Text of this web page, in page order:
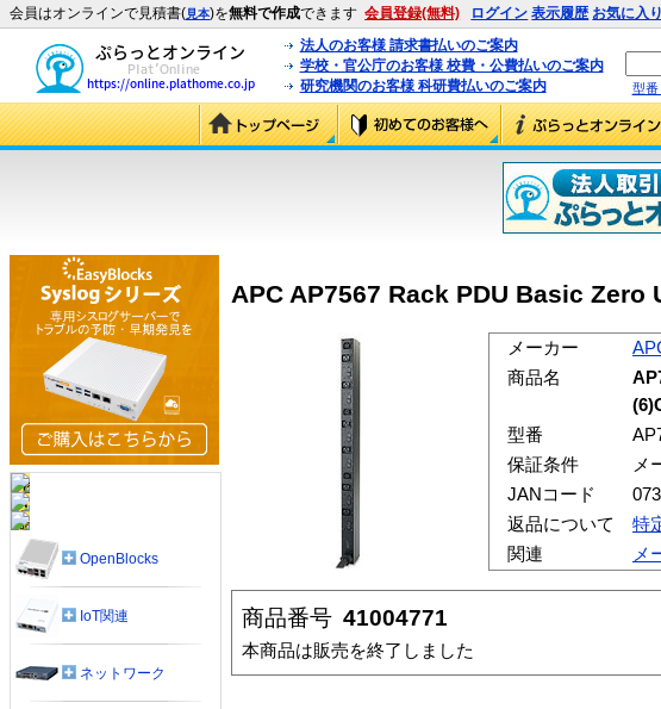
会員はオンラインで見積書(見本)を無料で作成できます 会員登録(無料) ログイン 表示履歴 お気に入
法人のお客様 請求書払いのご案内
学校・官公庁のお客様 校費・公費払いのご案内
研究機関のお客様 科研費払いのご案内
型番
APC AP7567 Rack PDU Basic Zero
メーカー
商品名
型番
保証条件
メ
JANコード
返品について
特
関連
メ
商品番号 41004771
本商品は販売を終了しました
OpenBlocks
IoT関連
ネットワーク